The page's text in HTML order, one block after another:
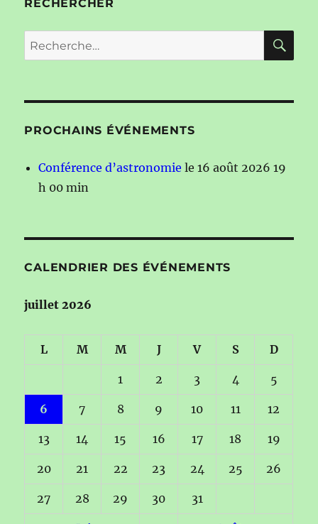
RECHERCHER
Recherche
pour :
PROCHAINS ÉVÉNEMENTS
Conférence d’astronomie le 16 août 2026 19
h 00 min
CALENDRIER DES ÉVÉNEMENTS
juillet 2026
L M M J V S D
1 2 3 4 5
6 7 8 9 10 11 12
13 14 15 16 17 18 19
20 21 22 23 24 25 26
27 28 29 30 31